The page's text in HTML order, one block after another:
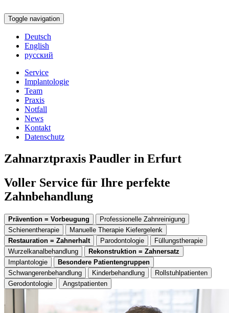
Toggle navigation
Deutsch
English
русский
Service
Implantologie
Team
Praxis
Notfall
News
Kontakt
Datenschutz
Zahnarztpraxis Paudler in Erfurt
Voller Service für Ihre perfekte
Zahnbehandlung
Prävention = Vorbeugung
Professionelle Zahnreinigung
Schienentherapie
Manuelle Therapie Kiefergelenk
Restauration = Zahnerhalt
Parodontologie
Füllungstherapie
Wurzelkanalbehandlung
Rekonstruktion = Zahnersatz
Implantologie
Besondere Patientengruppen
Schwangerenbehandlung
Kinderbehandlung
Rollstuhlpatienten
Gerodontologie
Angstpatienten